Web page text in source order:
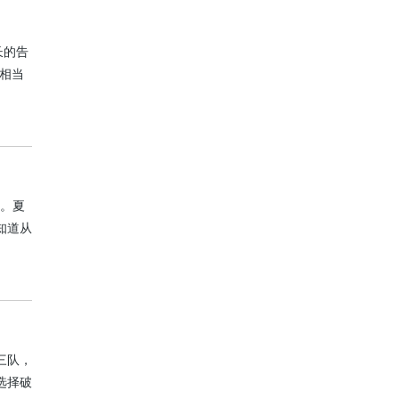
的告
当
常
夏
道从
指
，
择破